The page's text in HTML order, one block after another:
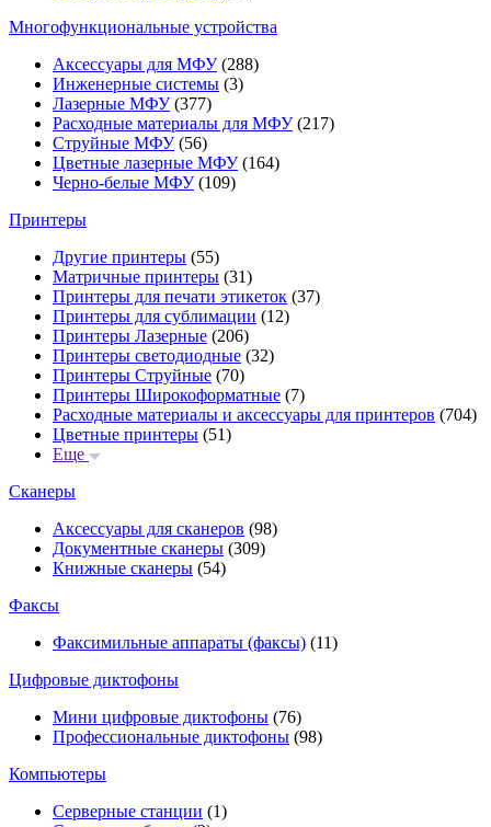
Многофункциональные устройства
Аксессуары для МФУ(288)
Инженерные системы (3)
Лазерные МФУ(377)
Расходные материалы для МФУ(217)
Струйные МФУ(56)
Цветные лазерные МФУ(164)
Черно-белые МФУ(109)
Принтеры
Другие принтеры (55)
Матричные принтеры (31)
Принтеры для печати этикеток (37)
Принтеры для сублимации (12)
Принтеры Лазерные (206)
Принтеры светодиодные (32)
Принтеры Струйные (70)
Принтеры Широкоформатные (7)
Расходные материалы и аксессуары для принтеров (704)
Цветные принтеры (51)
Еще
Сканеры
Аксессуары для сканеров (98)
Документные сканеры (309)
Книжные сканеры (54)
Факсы
Факсимильные аппараты (факсы) (11)
Цифровые диктофоны
Мини цифровые диктофоны (76)
Профессиональные диктофоны (98)
Компьютеры
Серверные станции (1)